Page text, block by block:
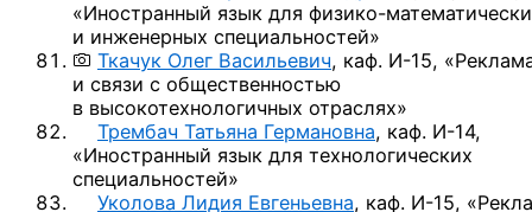
«Иностранный язык для физико-
и инженерных специальностей»
Ткачук Олег Васильевич, каф. И-15,
и связи с общественностью
в высокотехнологичных отраслях»
Трембач Татьяна Германовна, каф. И-14,
«Иностранный язык для технологических
специальностей»
Уколова Лидия Евгеньевна, каф. И-15,